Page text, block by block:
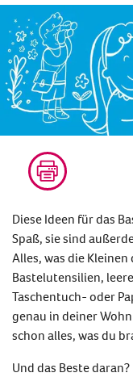
Diese Ideen für das
Spaß, sie sind
Alles, was die
Bastelutensilien,
Taschentuch- oder
genau in deiner
schon alles, was du
Und das Beste